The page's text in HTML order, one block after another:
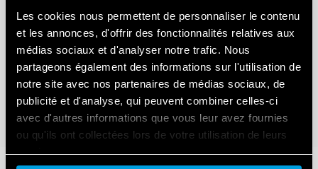
Les cookies nous permettent de personnaliser le contenu
et les annonces, d'offrir des fonctionnalités relatives aux
médias sociaux et d'analyser notre trafic. Nous
partageons également des informations sur l'utilisation de
notre site avec nos partenaires de médias sociaux, de
publicité et d'analyse, qui peuvent combiner celles-ci
avec d'autres informations que vous leur avez fournies
ou qu'ils ont collectées lors de votre utilisation de leurs
services.